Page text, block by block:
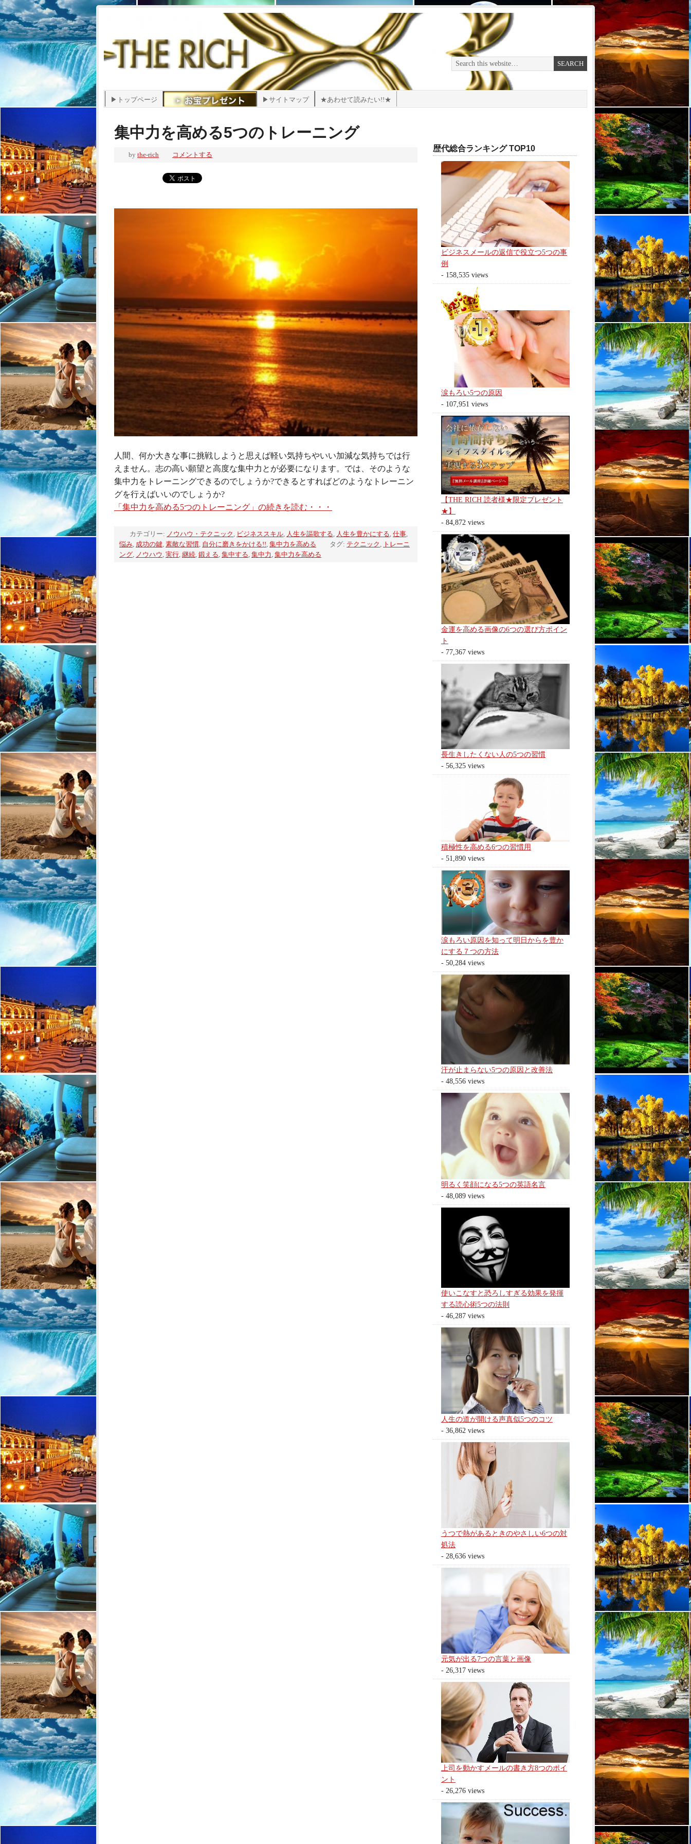
▶トップページ ▶サイトマップ ★あわせて読みたい!!★
集中力を高める5つのトレーニング
by the-rich コメントする
人間、何か大きな事に挑戦しようと思えば軽い気持ちやいい加減な気持ちでは行
えません。志の高い願望と高度な集中力とが必要になります。では、そのような
集中力をトレーニングできるのでしょうか?できるとすればどのようなトレーニン
グを行えばいいのでしょうか?
「集中力を高める5つのトレーニング」の続きを読む・・・
カテゴリー: ノウハウ・テクニック ビジネススキル 人生を謳歌する 人生を豊かにする 仕事
悩み 成功の鍵 素敵な習慣 自分に磨きをかける!! 集中力を高める タグ: テクニック
トレーニ
ング
ノウハウ 実行 継続 鍛える 集中する 集中力 集中力を高める
歴代総合ランキング TOP10
ビジネスメールの返信で役立つ5つの事
例
- 158,535 views
涙もろい5つの原因
- 107,951 views
【THE RICH 読者様★限定プレゼント
★】
- 84,872 views
金運を高める画像の6つの選び方ポイン
ト
- 77,367 views
長生きしたくない人の5つの習慣
- 56,325 views
積極性を高める6つの習慣用
- 51,890 views
涙もろい原因を知って明日からを豊か
にする７つの方法
- 50,284 views
汗が止まらない5つの原因と改善法
- 48,556 views
明るく笑顔になる5つの英語名言
- 48,089 views
使いこなすと恐ろしすぎる効果を発揮
する読心術5つの法則
- 46,287 views
人生の道が開ける声真似5つのコツ
- 36,862 views
うつで熱があるときのやさしい6つの対
処法
- 28,636 views
元気が出る7つの言葉と画像
- 26,317 views
上司を動かすメールの書き方8つのポイ
ント
- 26,276 views